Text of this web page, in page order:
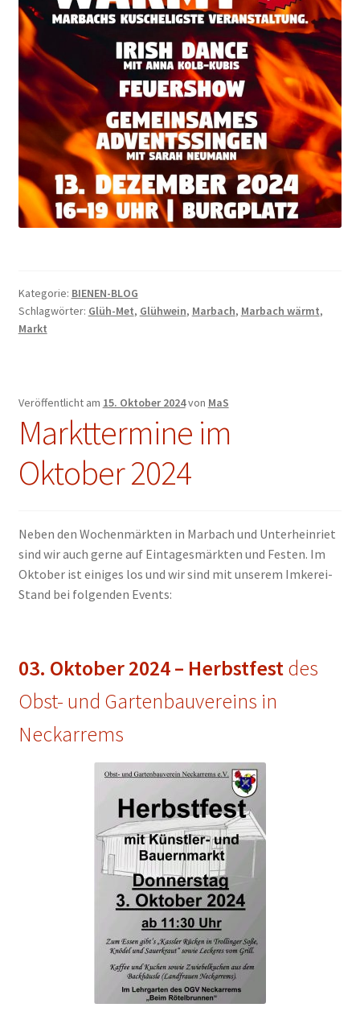
Kategorie: BIENEN-BLOG
Schlagwörter: Glüh-Met, Glühwein, Marbach, Marbach wärmt,
Markt
Veröffentlicht am 15. Oktober 2024von MaS
Markttermine im
Oktober 2024
Neben den Wochenmärkten in Marbach und Unterheinriet
sind wir auch gerne auf Eintagesmärkten und Festen. Im
Oktober ist einiges los und wir sind mit unserem Imkerei-
Stand bei folgenden Events:
03. Oktober 2024 – Herbstfestdes
Obst- und Gartenbauvereins in
Neckarrems